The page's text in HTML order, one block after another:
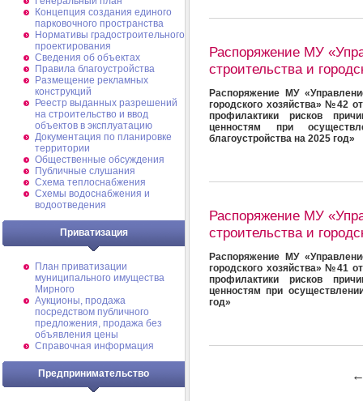
Концепция создания единого
парковочного пространства
Нормативы градостроительного
проектирования
Сведения об объектах
Правила благоустройства
Размещение рекламных
конструкций
Реестр выданных разрешений
на строительство и ввод
объектов в эксплуатацию
Документация по планировке
территории
Общественные обсуждения
Публичные слушания
Схема теплоснабжения
Схемы водоснабжения и
водоотведения
Приватизация
План приватизации
муниципального имущества
Мирного
Аукционы, продажа
посредством публичного
предложения, продажа без
объявления цены
Справочная информация
Предпринимательство
Распоряжение МУ
строительства и
Распоряжение МУ
городского хозяйства» №42
профилактики рисков
ценностям при
благоустройства на 2025 год»
Распоряжение МУ
строительства и
Распоряжение МУ
городского хозяйства» №41
профилактики рисков
ценностям при
год»